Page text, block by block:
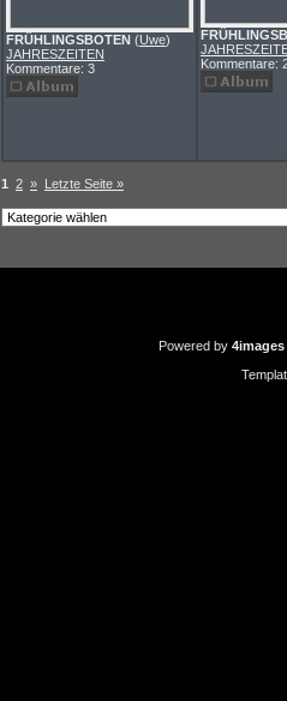
FRÜHLINGSBOTEN (Uwe)
JAHRESZEITEN
Kommentare: 3
Kommentare:
1 2 » Letzte Seite »
Powered by 4images